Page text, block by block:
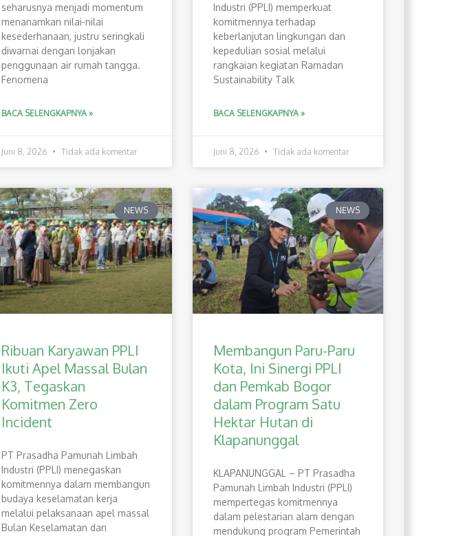
seharusnya menjadi momentum
menanamkan nilai-nilai
kesederhanaan, justru seringkali
diwarnai dengan lonjakan
penggunaan air rumah tangga.
Fenomena
BACA SELENGKAPNYA »
Juni 8, 2026 Tidak ada komentar
Industri (PPLI) memperkuat
komitmennya terhadap
keberlanjutan lingkungan dan
kepedulian sosial melalui
rangkaian kegiatan Ramadan
Sustainability Talk
BACA SELENGKAPNYA »
Juni 8, 2026 Tidak ada komentar
NEWS
Ribuan Karyawan PPLI
Ikuti Apel Massal Bulan
K3, Tegaskan
Komitmen Zero
Incident
PT Prasadha Pamunah Limbah
Industri (PPLI) menegaskan
komitmennya dalam membangun
budaya keselamatan kerja
melalui pelaksanaan apel massal
Bulan Keselamatan dan
NEWS
Membangun Paru-Paru
Kota, Ini Sinergi PPLI
dan Pemkab Bogor
dalam Program Satu
Hektar Hutan di
Klapanunggal
​KLAPANUNGGAL – PT Prasadha
Pamunah Limbah Industri (PPLI)
mempertegas komitmennya
dalam pelestarian alam dengan
mendukung program Pemerintah